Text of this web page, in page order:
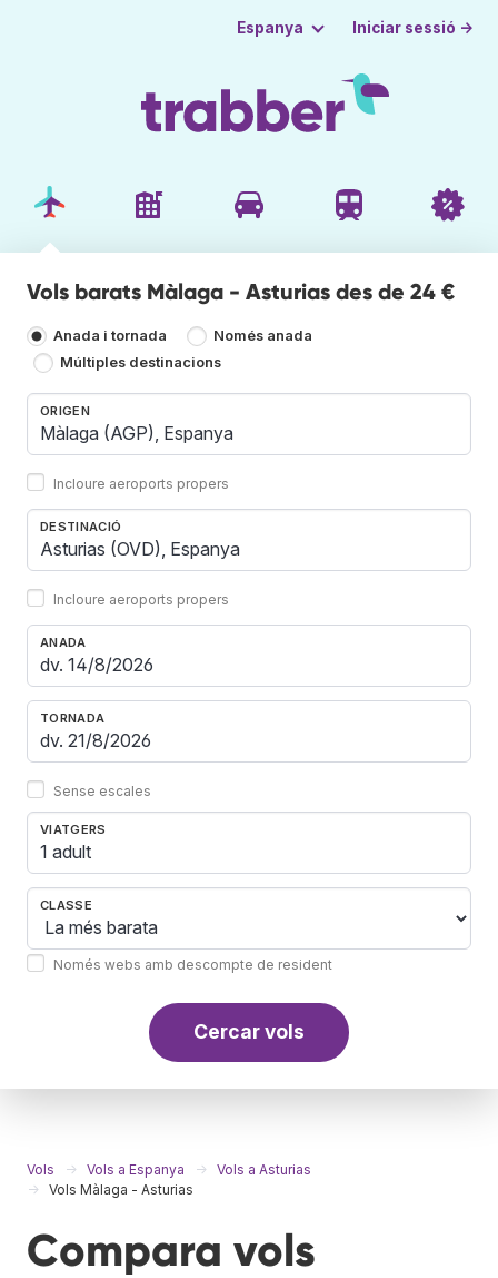
Espanya Iniciar sessió →
Vols barats Màlaga - Asturias des de 24 €
Anada i tornada
Només anada
Múltiples destinacions
ORIGEN
Incloure aeroports propers
DESTINACIÓ
Incloure aeroports propers
ANADA
TORNADA
Sense escales
VIATGERS
1 adult
CLASSE
Només webs amb descompte de resident
Cercar vols
Vols Vols a Espanya
Vols a Asturias
Vols Màlaga - Asturias
Compara vols